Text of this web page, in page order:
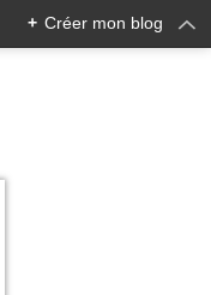
+ Créer mon blog